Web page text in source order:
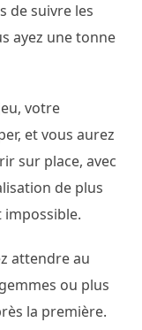
de suivre les
ayez une tonne
votre
et vous aurez
sur place, avec
de plus
impossible.
attendre au
ou plus
la première.